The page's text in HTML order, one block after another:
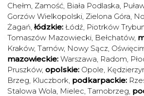
Chełm, Zamość, Biała Podlaska,
Gorzów Wielkopolski, Zielona Góra,
Żagań, łódzkie: Łódź, Piotrków
Tomaszów Mazowiecki, Bełchatów,
Kraków, Tarnów, Nowy Sącz,
mazowieckie: Warszawa, Radom,
Pruszków, opolskie: Opole,
Brzeg, Kluczbork, podkarpackie:
Stalowa Wola, Mielec, Tarnobrzeg,